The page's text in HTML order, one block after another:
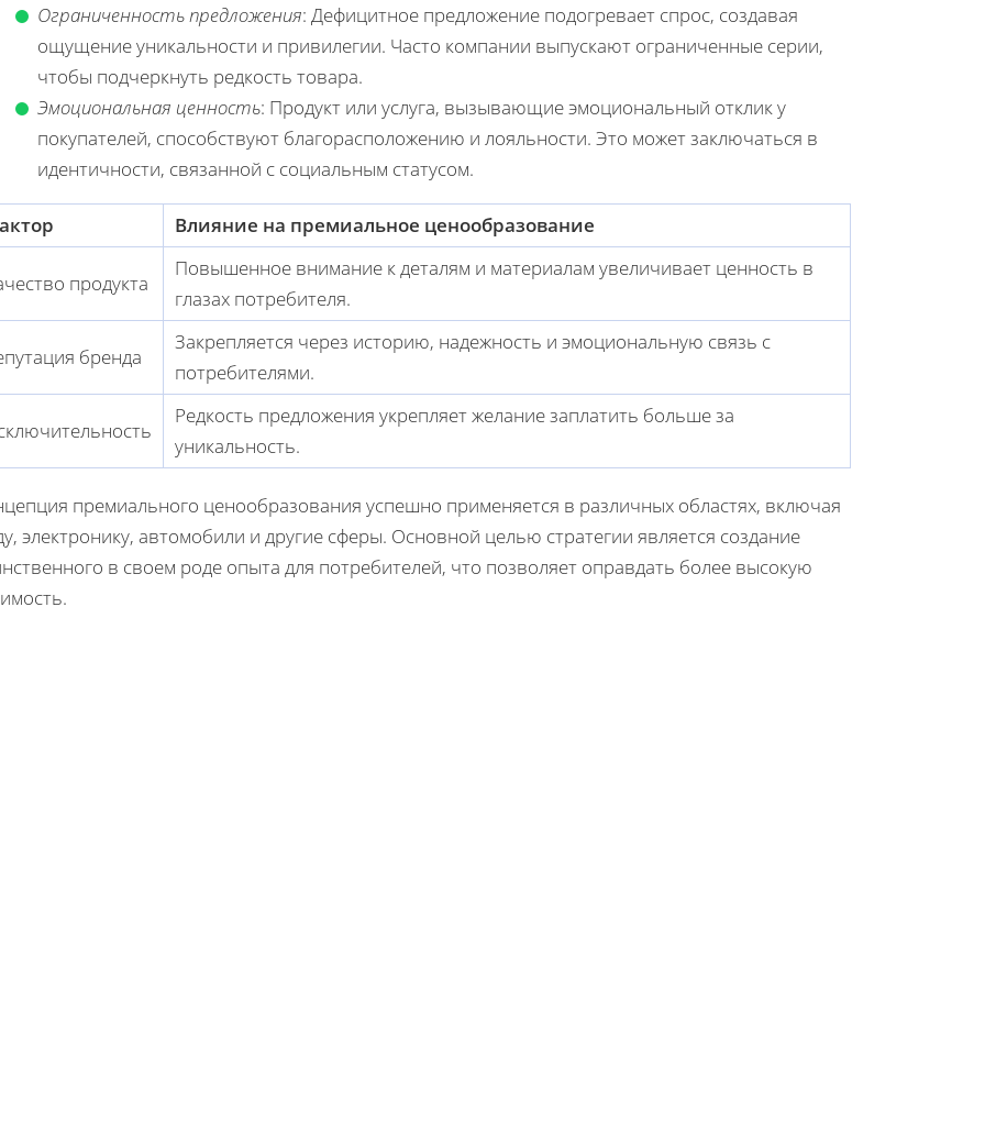
Ограниченность предложения: Дефицитное предложение подогревает спрос, создавая
ощущение уникальности и привилегии. Часто компании выпускают ограниченные серии,
чтобы подчеркнуть редкость товара.
Эмоциональная ценность: Продукт или услуга, вызывающие эмоциональный отклик у
покупателей, способствуют благорасположению и лояльности. Это может заключаться в
идентичности, связанной с социальным статусом.
Влияние на премиальное ценообразование
продукта
Повышенное внимание к деталям и материалам увеличивает ценность в
глазах потребителя.
бренда
Закрепляется через историю, надежность и эмоциональную связь с
потребителями.
Редкость предложения укрепляет желание заплатить больше за
уникальность.
премиального ценообразования успешно применяется в различных областях, включая
электронику, автомобили и другие сферы. Основной целью стратегии является создание
в своем роде опыта для потребителей, что позволяет оправдать более высокую